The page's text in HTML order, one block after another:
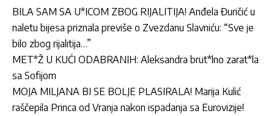
BILA SAM SA U*ICOM ZBOG RIJALITIJA! Anđela Đuričić u
naletu bijesa priznala previše o Zvezdanu Slavniću: “Sve je
bilo zbog rijalitija…”
MET*Ž U KUĆI ODABRANIH: Aleksandra brut*lno zarat*la
sa Sofijom
MOJA MILJANA BI SE BOLJE PLASIRALA! Marija Kulić
raščepila Princa od Vranja nakon ispadanja sa Eurovizije!